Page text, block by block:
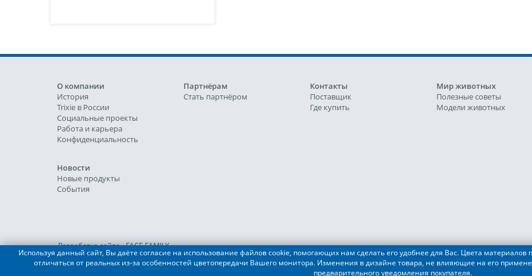
О компании
История
Trixie в России
Социальные проекты
Работа и карьера
Конфиденциальность
Партнёрам
Стать партнёром
Контакты
Поставщик
Где купить
Мир животных
Полезные советы
Модели животных
Новости
Новые продукты
События
Разработка сайта - FACE FAMILY
© 2019-2022 TRIXIE Heimtierbedarf GmbH & Co. KG, ООО "ФАЛКОН ПЕТ"
Используя данный сайт, Вы даёте согласие на использование файлов cookie, помогающих нам сделать его удобнее для Вас. Цвета материалов
отличаться от реальных из-за особенностей цветопередачи Вашего монитора. Изменения в дизайне товара, не влияющие на его
предварительного уведомления покупателя.